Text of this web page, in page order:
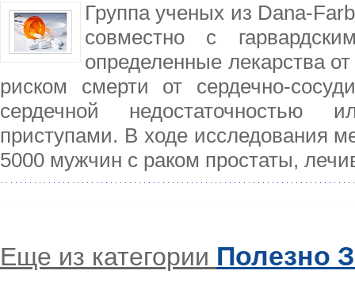
Группа ученых из Dana-
совместно с
определенные лекарства
риском смерти от сердечно-
сердечной недостаточностью
приступами. В ходе исследования
5000 мужчин с раком простаты,
Еще из категории Полезно